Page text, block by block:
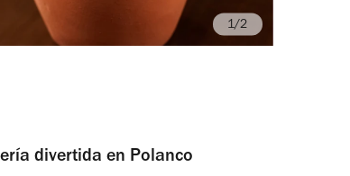
/2
divertida en Polanco